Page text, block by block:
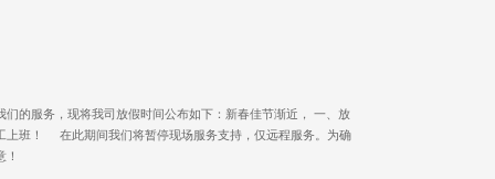
的服务，现将我司放假时间公布如下：新春佳节渐近， 一、放
上班！ 在此期间我们将暂停现场服务支持，仅远程服务。为确